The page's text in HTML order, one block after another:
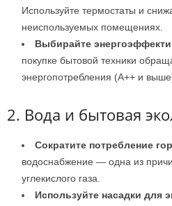
Используйте термостаты и
неиспользуемых помещениях.
Выбирайте
покупке бытовой техники
энергопотребления (A++ и
2. Вода и бытовая
Сократите потребление
водоснабжение — одна из
углекислого газа.
Используйте насадки для